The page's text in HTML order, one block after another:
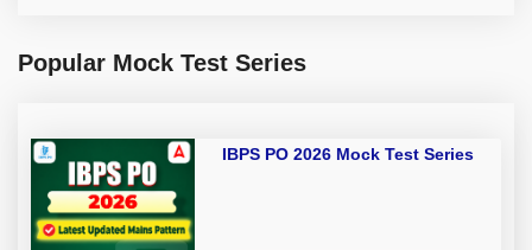
Popular Mock Test Series
IBPS PO 2026 Mock Test Series